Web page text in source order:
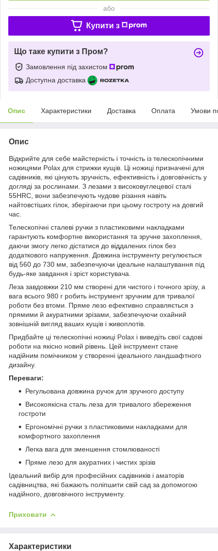
або
Купити з
Що таке купити з Пром?
Замовлення під захистом
Доступна доставка
Опис Характеристики Доставка Оплата Умови
Опис
Відкрийте для себе майстерність і точність із телескопічними
ножицями Polax для стрижки кущів. Ці ножиці призначені для
садівників, які цінують зручність, ефективність і довговічність у
догляді за рослинами. З лезами з високовуглецевої сталі
55HRC, вони забезпечують чудове різання навіть
найтовстіших гілок, зберігаючи при цьому гостроту на довгий
час.
Телескопічні сталеві ручки з пластиковими накладками
гарантують комфортне використання та зручне захоплення,
даючи змогу легко дістатися до віддалених гілок без
додаткового напруження. Довжина інструменту регулюється
від 560 до 730 мм, забезпечуючи ідеальне налаштування під
будь-яке завдання і зріст користувача.
Леза завдовжки 210 мм створені для чистого і точного зрізу, а
вага всього 980 г робить інструмент зручним для тривалої
роботи без втоми. Пряме лезо ефективно справляється з
прямими й акуратними зрізами, забезпечуючи охайний
зовнішній вигляд ваших кущів і живоплотів.
Придбайте ці телескопічні ножиці Polax і виведіть свої садові
роботи на якісно новий рівень. Цей інструмент стане
надійним помічником у створенні ідеального ландшафтного
дизайну.
Переваги:
Регульована довжина ручок для зручного доступу
Високоякісна сталь леза для тривалого збереження
гостроти
Ергономічні ручки з пластиковими накладками для
комфортного захоплення
Легка вага для зменшення стомлюваності
Пряме лезо для акуратних і чистих зрізів
Ідеальний вибір для професійних садівників і аматорів
садівництва, які бажають поліпшити свій сад за допомогою
надійного, довговічного інструменту.
Приховати
Характеристики